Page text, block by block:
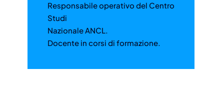
Responsabile operativo del Centro
Studi
Nazionale ANCL.
Docente in corsi di formazione.